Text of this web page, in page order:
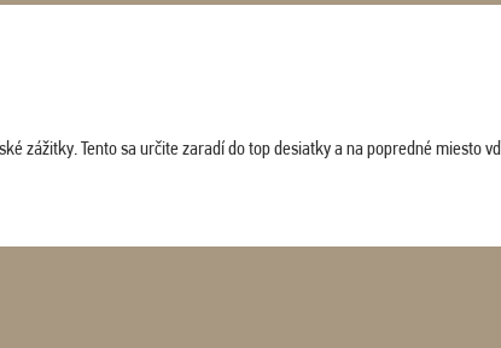
zážitky. Tento sa určite zaradí do top desiatky a na popredné miesto